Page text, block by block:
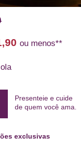
ou menos**
Presenteie e cuide
de quem você ama
exclusivas